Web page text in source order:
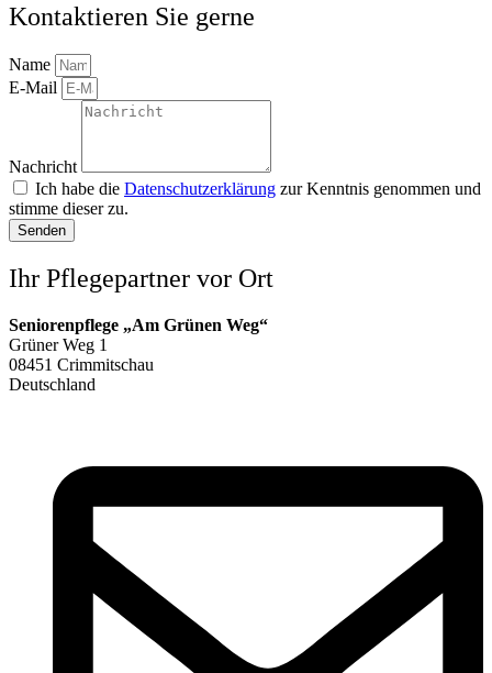
Kontaktieren Sie gerne
Name
E-Mail
Nachricht
Ich habe die Datenschutzerklärung zur Kenntnis genommen und
stimme dieser zu.
Senden
Ihr Pflegepartner vor Ort
Seniorenpflege „Am Grünen Weg“
Grüner Weg 1
08451 Crimmitschau
Deutschland